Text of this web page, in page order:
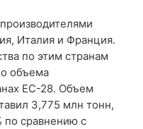
Италия и Франция.
по этим странам
объема
ЕС-28. Объем
3,775 млн тонн,
по сравнению с